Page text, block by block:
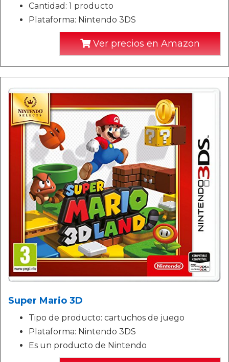
Cantidad: 1 producto
Plataforma: Nintendo 3DS
Ver precios en Amazon
Super Mario 3D
Tipo de producto: cartuchos de juego
Plataforma: Nintendo 3DS
Es un producto de Nintendo